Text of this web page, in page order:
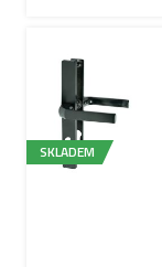
SKLADEM